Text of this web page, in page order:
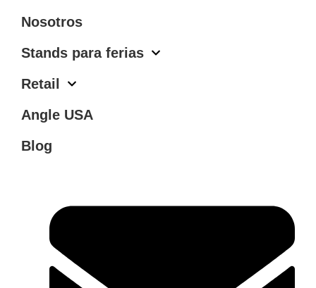
Nosotros
Stands para ferias
Retail
Angle USA
Blog